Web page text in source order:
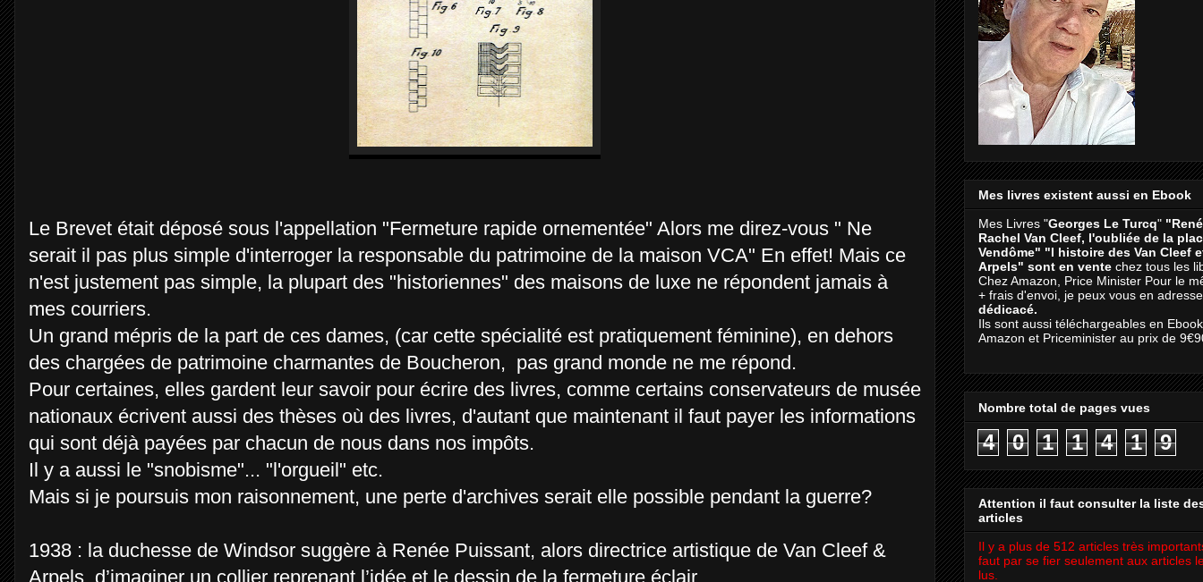
Le Brevet était déposé sous l'appellation "Fermeture rapide ornementée" Alors me direz-vous " Ne
serait il pas plus simple d'interroger la responsable du patrimoine de la maison VCA" En effet! Mais ce
n'est justement pas simple, la plupart des "historiennes" des maisons de luxe ne répondent jamais à
mes courriers.
Un grand mépris de la part de ces dames, (car cette spécialité est pratiquement féminine), en dehors
des chargées de patrimoine charmantes de Boucheron, pas grand monde ne me répond.
Pour certaines, elles gardent leur savoir pour écrire des livres, comme certains conservateurs de musée
nationaux écrivent aussi des thèses où des livres, d'autant que maintenant il faut payer les informations
qui sont déjà payées par chacun de nous dans nos impôts.
Il y a aussi le "snobisme"... "l'orgueil" etc.
Mais si je poursuis mon raisonnement, une perte d'archives serait elle possible pendant la guerre?
1938 : la duchesse de Windsor suggère à Renée Puissant, alors directrice artistique de Van Cleef &
Arpels, d’imaginer un collier reprenant l’idée et le dessin de la fermeture éclair.
Mes livres existent aussi en Ebook
Mes Livres "Georges Le Turcq"
Rachel Van Cleef, l'oubliée de la
Vendôme" "l histoire des Van Cleef
Arpels" sont en vente chez tous les
Chez Amazon, Price Minister Pour le
+ frais d'envoi, je peux vous en
dédicacé.
Ils sont aussi téléchargeables en
Amazon et Priceminister au prix de
Nombre total de pages vues
4 0 1 1 4 1 9
Attention il faut consulter la liste
articles
Il y a plus de 512 articles très
faut par se fier seulement aux articles
lus.